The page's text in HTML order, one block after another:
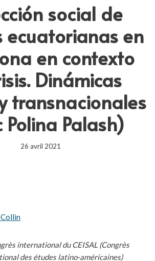
social de
ecuatorianas en
en contexto
Dinámicas
transnacionales
Polina Palash)
26 avril 2021
international du CEISAL (Congrès
des études latino-américaines)